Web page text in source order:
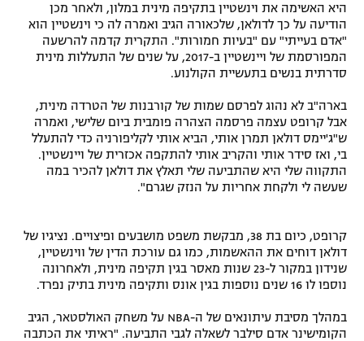
היא האשימה את וינשטיין בתקיפה מינית במלון, ולאחר מכן
הודיעה על כך לדולאן, שלכאורה הגיב ואמרה לה כי וינשטיין הוא
"אדם בעייתי" עם "בעיות חמורות". התקרית קדמה להרשעה
המפורסמת של ויינשטיין ב-2017, על שנים של התעללות מינית
סדרתית בנשים בתעשיית הקולנוע.
בארה"ב לא נהוג לפרסם שמות של קורבנות של הטרדה מינית,
אבל קרופט עצמה פרסמה הצהרה פומבית ביום שלישי, ואמרה
ש"ג'יימס דולאן תמרן אותי, הביא אותי לקליפורניה כדי להתעלל
בי, ואז סידר אותי והקריב אותי להתקפה אכזרית של ויינשטיין.
התקווה שלי היא שהתביעה שלי תאלץ את דולאן להכיר במה
שעשה לי ולקחת אחריות על הנזק שגרם".
קרופט, כיום בת 38, מבקשת משפט מושבעים ופיצויים. נציגיו של
דולאן דוחים את ההאשמות, כמו גם עורכת הדין של ווינשטיין,
שנידון במקור ל-23 שנות מאסר בגין תקיפה מינית, ולאחרונה
נוספו לו 16 שנים נוספות בגין אונס ותקיפה מינית בתיק נפרד.
במהלך מסיבת עיתונאים של ה-NBA על משחק האולסטאר, הגיב
הקומישינר אדם סילבר לשאלה לגבי התביעה. "ראיתי את הכתבה